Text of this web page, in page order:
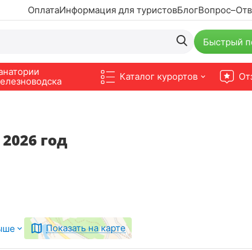
ОплатаИнформация для туристовБлог
Быстрый
Каталог курортов
год
Показать на карте